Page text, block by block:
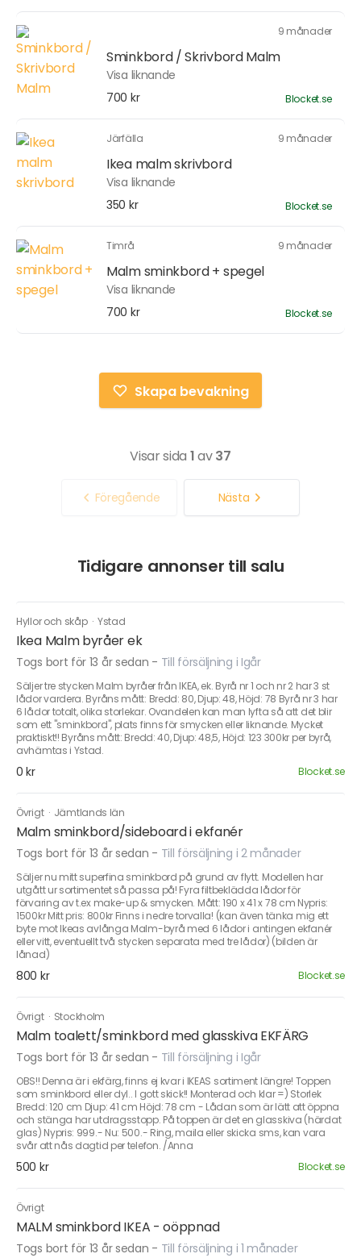
9 månader
Sminkbord / Skrivbord Malm
Visa liknande
700 kr
Blocket.se
Järfälla 9 månader
Ikea malm skrivbord
Visa liknande
350 kr
Blocket.se
Timrå 9 månader
Malm sminkbord + spegel
Visa liknande
700 kr
Blocket.se
Skapa bevakning
Visar sida 1av37
Föregående Nästa
Tidigare annonser till salu
Hyllor och skåp ·Ystad
Ikea Malm byråer ek
Togs bort för 13 år sedan - Till försäljning i Igår
Säljer tre stycken Malm byråer från IKEA, ek. Byrå nr 1 och nr 2 har 3 st
lådor vardera. Byråns mått: Bredd: 80, Djup: 48, Höjd: 78 Byrå nr 3 har
6 lådor totalt, olika storlekar. Ovandelen kan man lyfta så att det blir
som ett "sminkbord", plats finns för smycken eller liknande. Mycket
praktiskt!! Byråns mått: Bredd: 40, Djup: 48,5, Höjd: 123 300kr per byrå,
avhämtas i Ystad.
0 kr Blocket.se
Övrigt · Jämtlands län
Malm sminkbord/sideboard i ekfanér
Togs bort för 13 år sedan - Till försäljning i 2 månader
Säljer nu mitt superfina sminkbord på grund av flytt. Modellen har
utgått ur sortimentet så passa på! Fyra filtbeklädda lådor för
förvaring av t.ex make-up & smycken. Mått: 190 x 41 x 78 cm Nypris:
1500kr Mitt pris: 800kr Finns i nedre torvalla! (kan även tänka mig ett
byte mot Ikeas avlånga Malm-byrå med 6 lådor i antingen ekfanér
eller vitt, eventuellt två stycken separata med tre lådor) (bilden är
lånad)
800 kr Blocket.se
Övrigt · Stockholm
Malm toalett/sminkbord med glasskiva EKFÄRG
Togs bort för 13 år sedan - Till försäljning i Igår
OBS!! Denna är i ekfärg, finns ej kvar i IKEAS sortiment längre! Toppen
som sminkbord eller dyl.. I gott skick!! Monterad och klar =) Storlek
Bredd: 120 cm Djup: 41 cm Höjd: 78 cm - Lådan som är lätt att öppna
och stänga har utdragsstopp. På toppen är det en glasskiva (härdat
glas) Nypris: 999.- Nu: 500.- Ring, maila eller skicka sms, kan vara
svår att nås dagtid per telefon. /Anna
500 kr Blocket.se
Övrigt
MALM sminkbord IKEA - oöppnad
Togs bort för 13 år sedan - Till försäljning i 1 månader